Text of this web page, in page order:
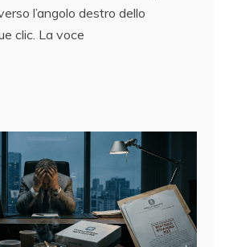
l’angolo destro dello
clic. La voce